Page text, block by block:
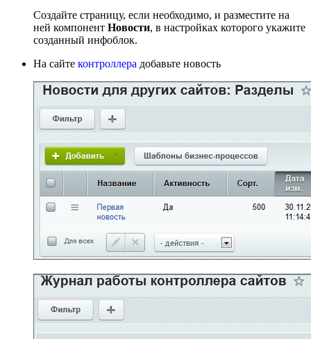
Создайте страницу, если необходимо, и разместите на
ней компонент Новости, в настройках которого укажите
созданный инфоблок.
На сайте контроллера добавьте новость